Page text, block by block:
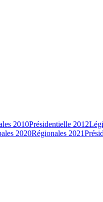
2010Présidentielle 2012
2020Régionales 2021